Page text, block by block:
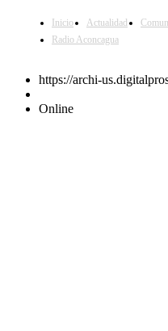
Inicio Actualidad
Radio Aconcagua
https://archi-
Online